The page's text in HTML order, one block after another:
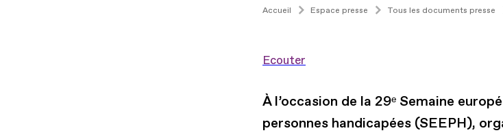
Accueil Espace presse Tous les documents presse
Ecouter
À l’occasion de la 29ᵉ Semaine
personnes handicapées (SEEPH),